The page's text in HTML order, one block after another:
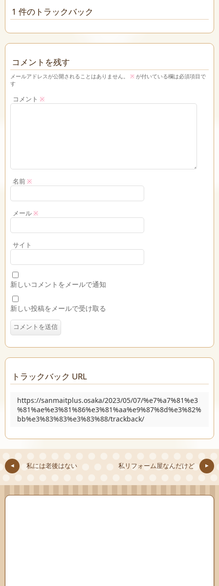
1 件のトラックバック
コメントを残す
メールアドレスが公開されることはありません。 ※ が付いている欄は必須項目で
す
コメント ※
名前※
メール※
サイト
新しいコメントをメールで通知
新しい投稿をメールで受け取る
トラックバック URL
https://sanmaitplus.osaka/2023/05/07/%e7%a7%81%e3
%81%ae%e3%81%86%e3%81%aa%e9%87%8d%e3%82%
bb%e3%83%83%e3%83%88/trackback/
私には老後はない 私リフォーム屋なんだけど